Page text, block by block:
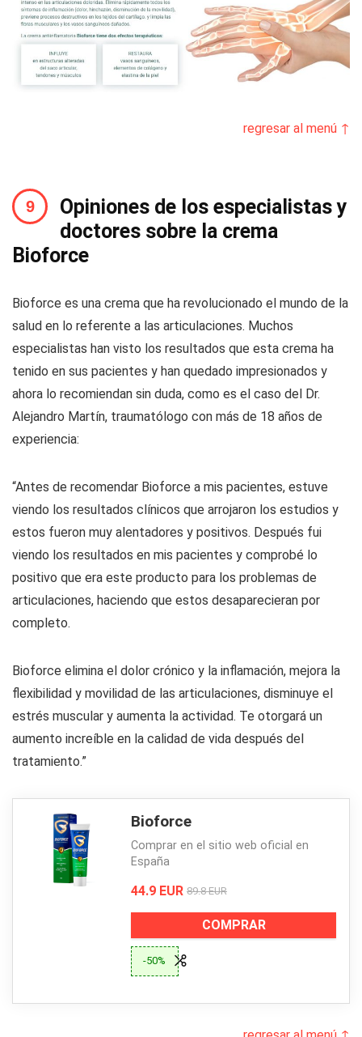
regresar al menú ↑
Opiniones de los especialistas y
doctores sobre la crema
Bioforce
Bioforce es una crema que ha revolucionado el mundo de la
salud en lo referente a las articulaciones. Muchos
especialistas han visto los resultados que esta crema ha
tenido en sus pacientes y han quedado impresionados y
ahora lo recomiendan sin duda, como es el caso del Dr.
Alejandro Martín, traumatólogo con más de 18 años de
experiencia:
“Antes de recomendar Bioforce a mis pacientes, estuve
viendo los resultados clínicos que arrojaron los estudios y
estos fueron muy alentadores y positivos. Después fui
viendo los resultados en mis pacientes y comprobé lo
positivo que era este producto para los problemas de
articulaciones, haciendo que estos desaparecieran por
completo.
Bioforce elimina el dolor crónico y la inflamación, mejora la
flexibilidad y movilidad de las articulaciones, disminuye el
estrés muscular y aumenta la actividad. Te otorgará un
aumento increíble en la calidad de vida después del
tratamiento.”
Bioforce
Comprar en el sitio web oficial en
España
44.9 EUR 89.8 EUR
COMPRAR
-50%